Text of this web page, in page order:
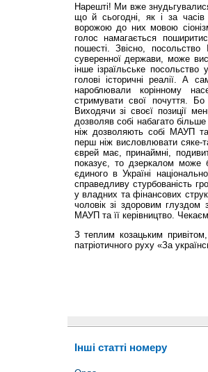
Нарешті! Ми вже
що й сьогодні, як і за часів
ворожою до них мовою
голос намагається
пошесті. Звісно, посольство
суверенної держави, може
інше ізраїльське
голові історичні реалії. А
нароблювали корінному
стримувати свої почуття.
Виходячи зі своєї позиції
дозволяв собі набагато більше
ніж дозволяють собі МАУП та
перш ніж висловлювати сяке-
єврей має, принаймні,
показує, то дзеркалом може
єдиного в Україні
справедливу стурбованість
у владних та фінансових
чоловік зі здоровим глуздом
МАУП та її керівництво.
З теплим козацьким
патріотичного руху «За
Інші статті номеру